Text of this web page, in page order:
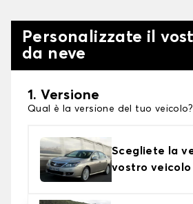
Personalizzate il
da neve
1. Versione
Qual è la versione del tuo veicolo?
Scegliete la
vostro veicolo